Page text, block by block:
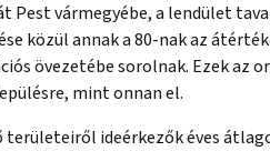
Pest vármegyébe, a lendület
közül annak a 80-nak az
övezetébe sorolnak. Ezek az
mint onnan el.
területeiről ideérkezők éves